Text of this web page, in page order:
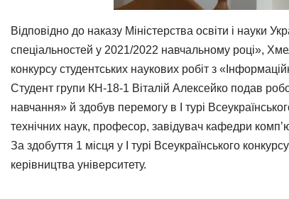
Відповідно до наказу Міністерства освіти і науки
спеціальностей у 2021/2022 навчальному році»,
конкурсу студентських наукових робіт з
Студент групи КН-18-1 Віталій Алексейко подав
навчання» й здобув перемогу в І турі
технічних наук, професор, завідувач кафедри
За здобуття 1 місця у І турі Всеукраїнського
керівництва університету.